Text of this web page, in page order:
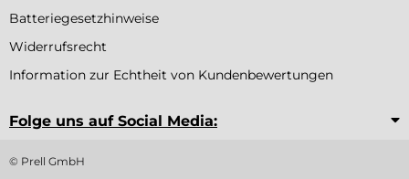
Batteriegesetzhinweise
Widerrufsrecht
Information zur Echtheit von Kundenbewertungen
Folge uns auf Social Media:
© Prell GmbH